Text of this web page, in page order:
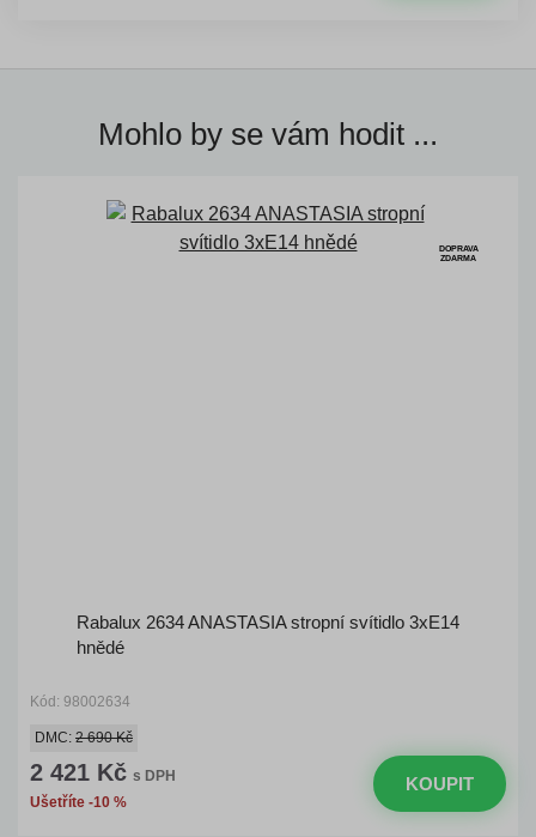
Mohlo by se vám hodit ...
DOPRAVA
ZDARMA
Rabalux 2634 ANASTASIA stropní svítidlo 3xE14
hnědé
Kód: 98002634
DMC: 2 690 Kč
2 421 Kč s DPH
Ušetříte -10 %
KOUPIT